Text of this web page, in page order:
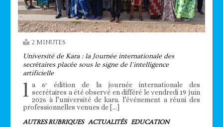
2 MINUTES
Université de Kara : la Journée internationale des
secrétaires placée sous le signe de l’intelligence
artificielle
l a 6ᵉ édition de la journée internationale des
secrétaires a été observé en différé le vendredi 19 juin
2026 à l’université de kara. l’événement a réuni des
professionnelles venues de […]
AUTRES RUBRIQUES ACTUALITÉS EDUCATION